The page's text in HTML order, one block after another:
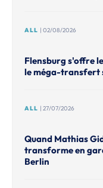
ALL | 02/08/2026
Flensburg s'offre
le méga-transfert
ALL | 27/07/2026
Quand Mathias
transforme en
Berlin